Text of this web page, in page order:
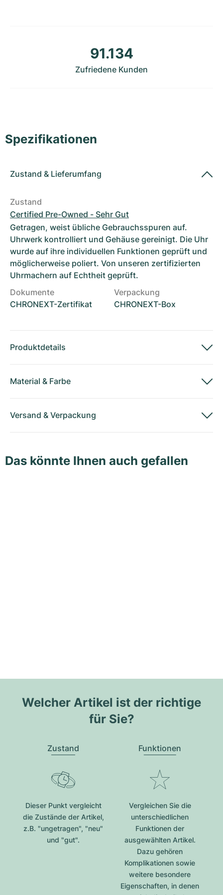
91.134
Zufriedene Kunden
Spezifikationen
Zustand & Lieferumfang
Zustand
Certified Pre-Owned - Sehr Gut
Getragen, weist übliche Gebrauchsspuren auf.
Uhrwerk kontrolliert und Gehäuse gereinigt. Die Uhr
wurde auf ihre individuellen Funktionen geprüft und
möglicherweise poliert. Von unseren zertifizierten
Uhrmachern auf Echtheit geprüft.
Dokumente
CHRONEXT-Zertifikat
Verpackung
CHRONEXT-Box
Produktdetails
Material & Farbe
Versand & Verpackung
Das könnte Ihnen auch gefallen
Welcher Artikel ist der richtige
für Sie?
Zustand
Dieser Punkt vergleicht
die Zustände der Artikel,
z.B. "ungetragen", "neu"
und "gut".
Funktionen
Vergleichen Sie die
unterschiedlichen
Funktionen der
ausgewählten Artikel.
Dazu gehören
Komplikationen sowie
weitere besondere
Eigenschaften, in denen